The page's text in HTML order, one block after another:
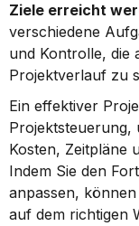
Ziele erreicht
verschiedene
und Kontrolle, die
Projektverlauf zu
Ein effektiver
Projektsteuerung,
Kosten, Zeitpläne
Indem Sie den
anpassen,
auf dem richtigen